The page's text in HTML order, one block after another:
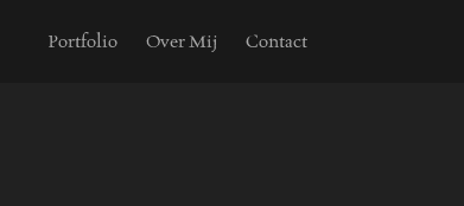
Portfolio Over Mij Contact